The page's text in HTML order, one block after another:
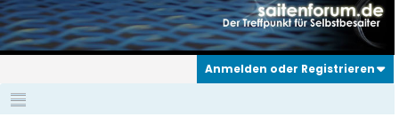
Anmelden oder Registrieren